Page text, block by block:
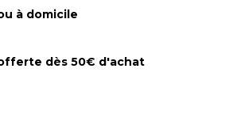
à domicile
dès 50€ d'achat